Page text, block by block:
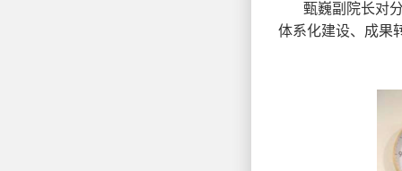
甄巍副院长对
体系化建设、成果